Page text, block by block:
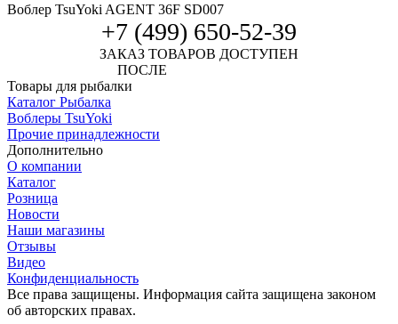
Воблер TsuYoki AGENT 36F SD007
+7 (499) 650-52-39
ЗАКАЗ ТОВАРОВ ДОСТУПЕН
ПОСЛЕ
Товары для рыбалки
Каталог Рыбалка
Воблеры TsuYoki
Прочие принадлежности
Дополнительно
О компании
Каталог
Розница
Новости
Наши магазины
Отзывы
Видео
Конфиденциальность
Все права защищены. Информация сайта защищена законом
об авторских правах.